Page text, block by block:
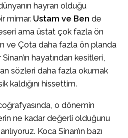
hayran olduğu
mimar. Ustam ve Ben de
ama üstat çok fazla ön
ve Çota daha fazla ön planda
hayatından kesitleri,
sözleri daha fazla okumak
kaldığını hissettim.
o dönemin
ne kadar değerli olduğunu
Koca Sinan’ın bazı